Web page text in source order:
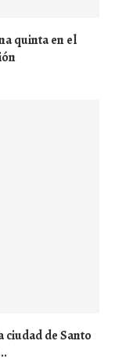
quinta en el
de Santo